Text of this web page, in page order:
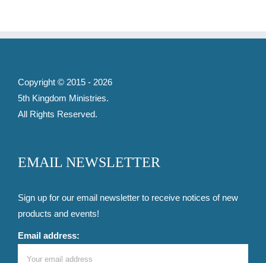
Copyright © 2015 - 2026
5th Kingdom Ministries.
All Rights Reserved.
EMAIL NEWSLETTER
Sign up for our email newsletter to receive notices of new
products and events!
Email address: